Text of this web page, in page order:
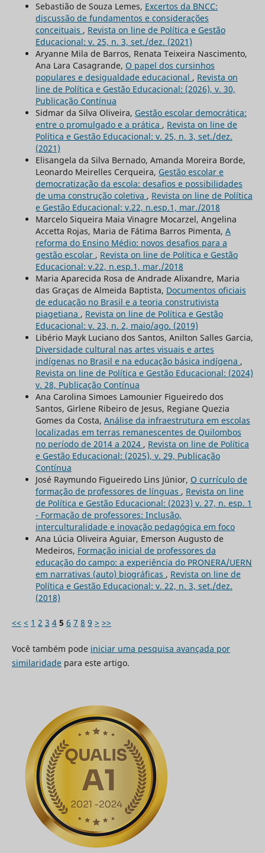
Sebastião de Souza Lemes, Excertos da BNCC:
discussão de fundamentos e considerações
conceituais , Revista on line de Política e Gestão
Educacional: v. 25, n. 3, set./dez. (2021)
Aryanne Mila de Barros, Renata Teixeira Nascimento,
Ana Lara Casagrande, O papel dos cursinhos
populares e desigualdade educacional , Revista on
line de Política e Gestão Educacional: (2026), v. 30,
Publicação Contínua
Sidmar da Silva Oliveira, Gestão escolar democrática:
entre o promulgado e a prática , Revista on line de
Política e Gestão Educacional: v. 25, n. 3, set./dez.
(2021)
Elisangela da Silva Bernado, Amanda Moreira Borde,
Leonardo Meirelles Cerqueira, Gestão escolar e
democratização da escola: desafios e possibilidades
de uma construção coletiva , Revista on line de Política
e Gestão Educacional: v.22, n.esp.1, mar./2018
Marcelo Siqueira Maia Vinagre Mocarzel, Angelina
Accetta Rojas, Maria de Fátima Barros Pimenta, A
reforma do Ensino Médio: novos desafios para a
gestão escolar , Revista on line de Política e Gestão
Educacional: v.22, n.esp.1, mar./2018
Maria Aparecida Rosa de Andrade Alixandre, Maria
das Graças de Almeida Baptista, Documentos oficiais
de educação no Brasil e a teoria construtivista
piagetiana , Revista on line de Política e Gestão
Educacional: v. 23, n. 2, maio/ago. (2019)
Libério Mayk Luciano dos Santos, Anilton Salles Garcia,
Diversidade cultural nas artes visuais e artes
indígenas no Brasil e na educação básica indígena ,
Revista on line de Política e Gestão Educacional: (2024)
v. 28, Publicação Contínua
Ana Carolina Simoes Lamounier Figueiredo dos
Santos, Girlene Ribeiro de Jesus, Regiane Quezia
Gomes da Costa, Análise da infraestrutura em escolas
localizadas em terras remanescentes de Quilombos
no período de 2014 a 2024 , Revista on line de Política
e Gestão Educacional: (2025), v. 29, Publicação
Contínua
José Raymundo Figueiredo Lins Júnior, O currículo de
formação de professores de línguas , Revista on line
de Política e Gestão Educacional: (2023) v. 27, n. esp. 1
- Formação de professores: Inclusão,
interculturalidade e inovação pedagógica em foco
Ana Lúcia Oliveira Aguiar, Emerson Augusto de
Medeiros, Formação inicial de professores da
educação do campo: a experiência do PRONERA/UERN
em narrativas (auto) biográficas , Revista on line de
Política e Gestão Educacional: v. 22, n. 3, set./dez.
(2018)
<< < 1 2 3 4 5 6 7 8 9 > >>
Você também pode iniciar uma pesquisa avançada por
similaridadepara este artigo.